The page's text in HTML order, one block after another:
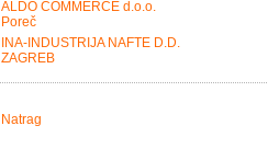
ALDO COMMERCE d.o.o.
Poreč
INA-INDUSTRIJA NAFTE D.D.
ZAGREB
Natrag